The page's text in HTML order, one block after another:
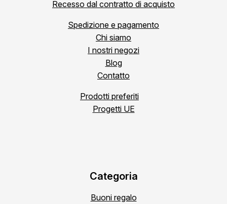
Recesso dal contratto di acquisto
Spedizione e pagamento
Chi siamo
I nostri negozi
Blog
Contatto
Prodotti preferiti
Progetti UE
Categoria
Buoni regalo